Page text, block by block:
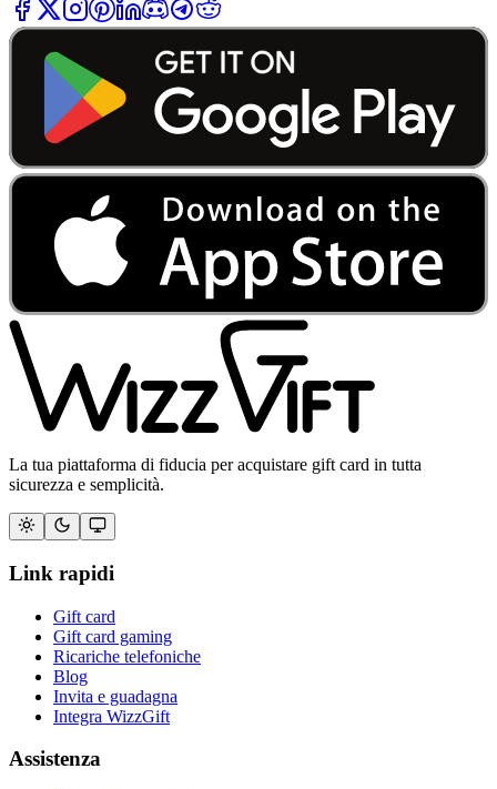
La tua piattaforma di fiducia per acquistare gift card in tutta
sicurezza e semplicità.
Link rapidi
Gift card
Gift card gaming
Ricariche telefoniche
Blog
Invita e guadagna
Integra WizzGift
Assistenza